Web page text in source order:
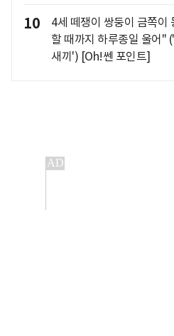
10
4세 떼쟁이 쌍둥이 금쪽이
할 때까지 하루종일 울어"
새끼') [Oh!쎈 포인트]